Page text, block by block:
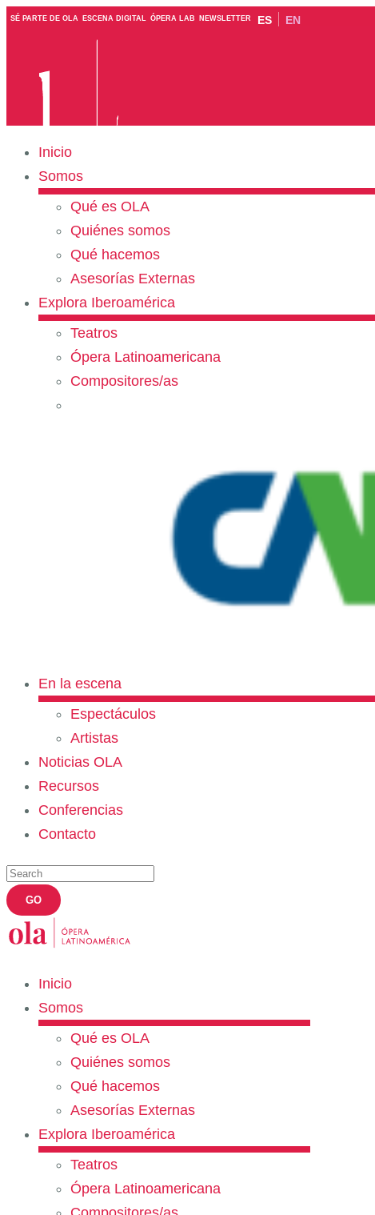
SÉ PARTE DE OLA ESCENA DIGITAL ÓPERA LAB NEWSLETTER ES EN
Inicio
Somos
Qué es OLA
Quiénes somos
Qué hacemos
Asesorías Externas
Explora Iberoamérica
Teatros
Ópera Latinoamericana
Compositores/as
En la escena
Espectáculos
Artistas
Noticias OLA
Recursos
Conferencias
Contacto
Inicio
Somos
Qué es OLA
Quiénes somos
Qué hacemos
Asesorías Externas
Explora Iberoamérica
Teatros
Ópera Latinoamericana